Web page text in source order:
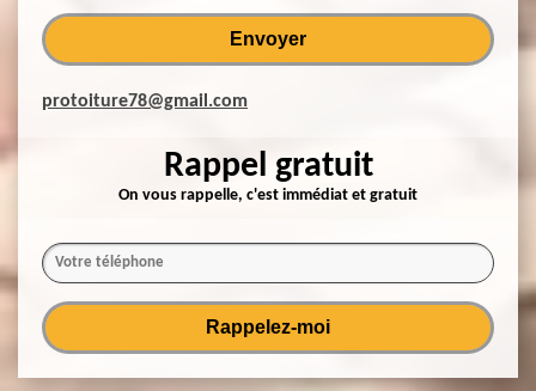
protoiture78@gmail.com
Rappel gratuit
On vous rappelle, c'est immédiat et gratuit